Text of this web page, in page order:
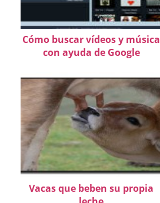
Cómo buscar vídeos y música
con ayuda de Google
Vacas que beben su propia